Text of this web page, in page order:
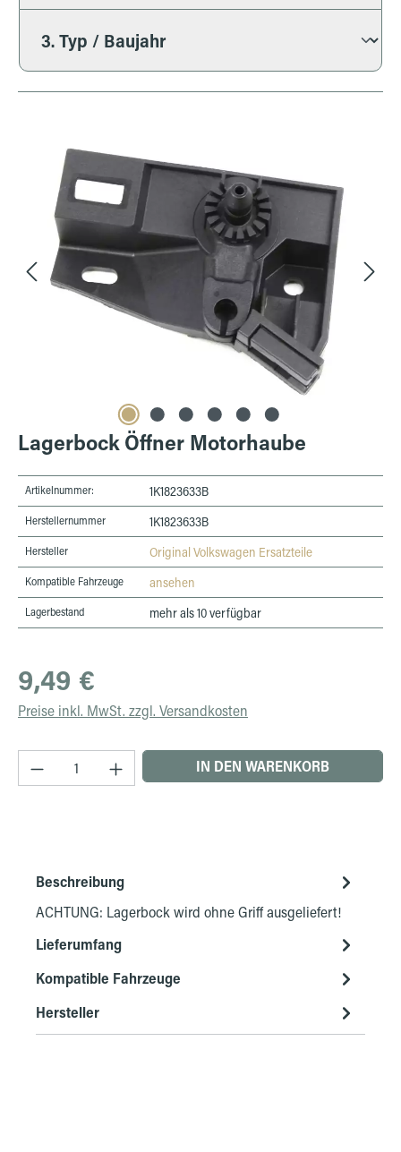
Lagerbock Öffner Motorhaube
Artikelnummer: 1K1823633B
Herstellernummer 1K1823633B
Hersteller Original Volkswagen Ersatzteile
Kompatible Fahrzeuge ansehen
Lagerbestand mehr als 10 verfügbar
Regulärer Preis:
9,49 €
Preise inkl. MwSt. zzgl. Versandkosten
Produkt Anzahl: Gib den gewünschten Wert
IN DEN WARENKORB
Beschreibung
ACHTUNG: Lagerbock wird ohne Griff ausgeliefert!
Lieferumfang
Kompatible Fahrzeuge
Hersteller